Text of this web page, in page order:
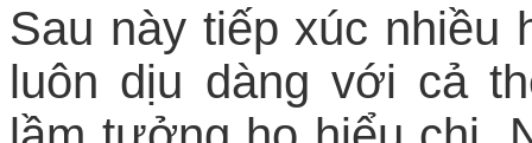
Sau này tiếp xúc nhiều
luôn dịu dàng với cả